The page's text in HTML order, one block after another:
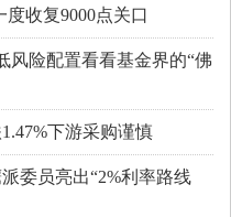
收复9000点关口
风险配置看看基金界的“佛
下游采购谨慎
委员亮出“2%利率路线